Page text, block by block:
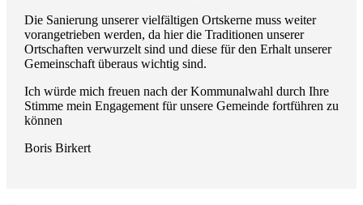
Die Sanierung unserer vielfältigen Ortskerne muss weiter
vorangetrieben werden, da hier die Traditionen unserer
Ortschaften verwurzelt sind und diese für den Erhalt unserer
Gemeinschaft überaus wichtig sind.
Ich würde mich freuen nach der Kommunalwahl durch Ihre
Stimme mein Engagement für unsere Gemeinde fortführen zu
können
Boris Birkert